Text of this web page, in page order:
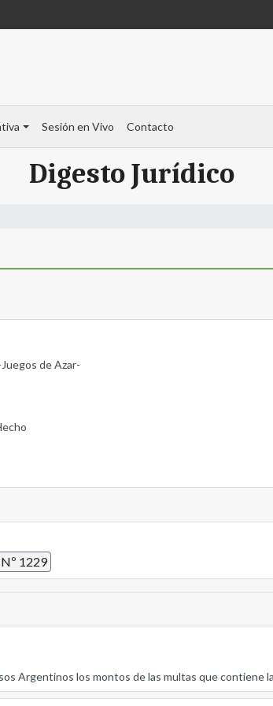
Sesión en Vivo Contacto
Digesto Jurídico
de Azar-
1229
Argentinos los montos de las multas que contiene